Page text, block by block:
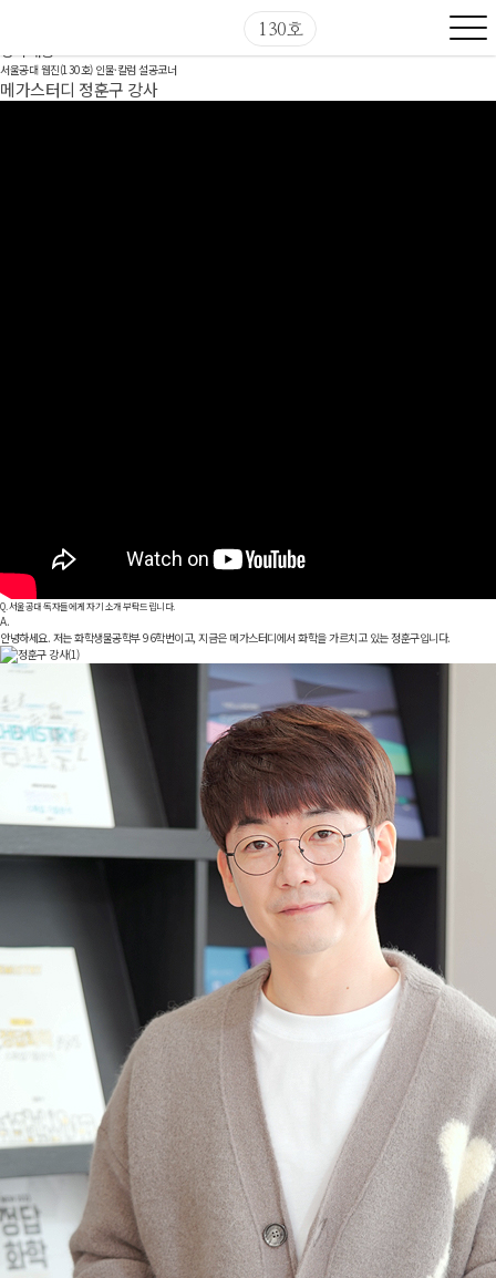
130호
정지재생
서울공대 웹진(130호) 인물·칼럼설공코너
메가스터디 정훈구 강사
Q. 서울공대 독자들에게 자기 소개 부탁드립니다.
A.
안녕하세요. 저는 화학생물공학부 96학번이고, 지금은 메가스터디에서 화학을 가르치고 있는 정훈구입니다.